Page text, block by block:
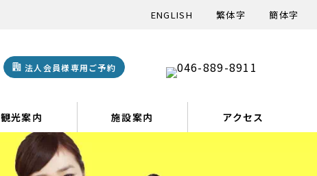
ENGLISH 繁体字 簡体字
法人会員様専用ご予約
観光案内 施設案内 アクセス